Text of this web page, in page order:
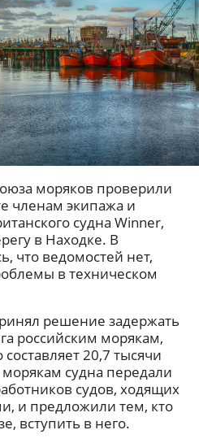
моряков проверили
членам экипажа и
судна Winner,
в Находке. В
что ведомостей нет,
в техническом
решение задержать
российским морякам,
20,7 тысячи
судна передали
судов, ходящих
и предложили тем, кто
вступить в него.